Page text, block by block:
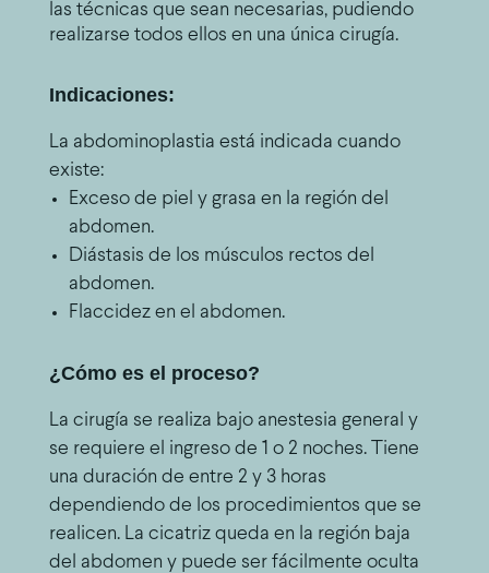
las técnicas que sean necesarias, pudiendo
realizarse todos ellos en una única cirugía.
Indicaciones:
La abdominoplastia está indicada cuando
existe:
Exceso de piel y grasa en la región del
abdomen.
Diástasis de los músculos rectos del
abdomen.
Flaccidez en el abdomen.
¿Cómo es el proceso?
La cirugía se realiza bajo anestesia general y
se requiere el ingreso de 1 o 2 noches. Tiene
una duración de entre 2 y 3 horas
dependiendo de los procedimientos que se
realicen. La cicatriz queda en la región baja
del abdomen y puede ser fácilmente oculta